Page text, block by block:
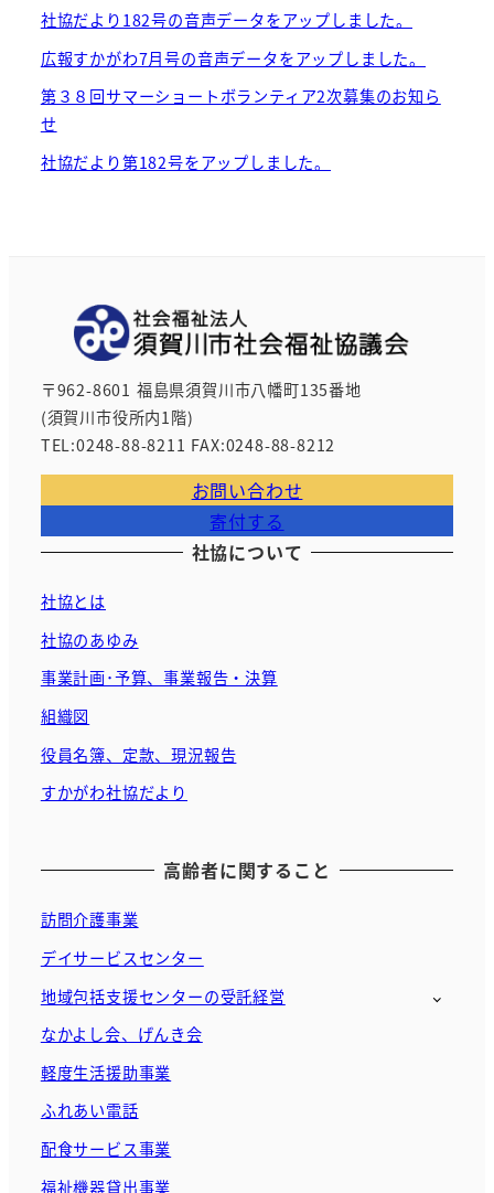
社協だより182号の音声データをアップしました。
広報すかがわ7月号の音声データをアップしました。
第３８回サマーショートボランティア2次募集のお知ら
せ
社協だより第182号をアップしました。
〒962-8601 福島県須賀川市八幡町135番地
(須賀川市役所内1階)
TEL:0248-88-8211 FAX:0248-88-8212
お問い合わせ
寄付する
社協について
社協とは
社協のあゆみ
事業計画･予算、事業報告・決算
組織図
役員名簿、定款、現況報告
すかがわ社協だより
高齢者に関すること
訪問介護事業
デイサービスセンター
地域包括支援センターの受託経営
なかよし会、げんき会
軽度生活援助事業
ふれあい電話
配食サービス事業
福祉機器貸出事業